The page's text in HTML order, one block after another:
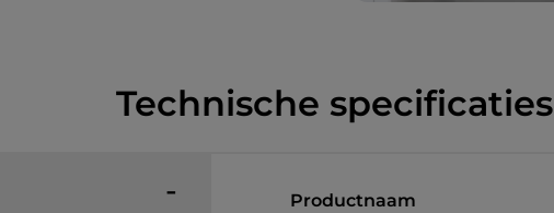
Technische specificaties
Productnaam